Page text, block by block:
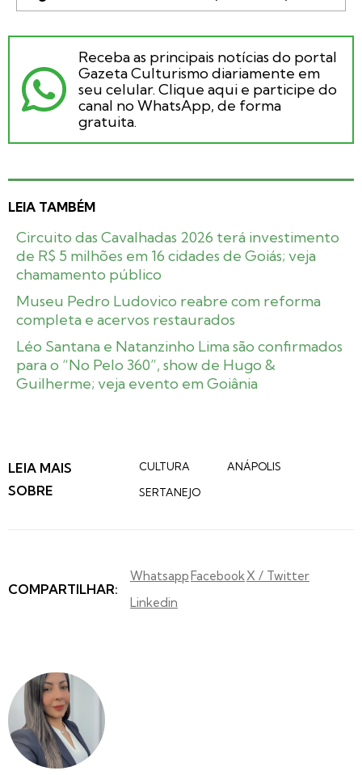
Receba as principais notícias do portal
Gazeta Culturismo diariamente em
seu celular. Clique aqui e participe do
canal no WhatsApp, de forma
gratuita.
LEIA TAMBÉM
Circuito das Cavalhadas 2026 terá investimento
de R$ 5 milhões em 16 cidades de Goiás; veja
chamamento público
Museu Pedro Ludovico reabre com reforma
completa e acervos restaurados
Léo Santana e Natanzinho Lima são confirmados
para o “No Pelo 360”, show de Hugo &
Guilherme; veja evento em Goiânia
LEIA MAIS
SOBRE
CULTURA
ANÁPOLIS
SERTANEJO
COMPARTILHAR:
WhatsappFacebook X / Twitter
Linkedin